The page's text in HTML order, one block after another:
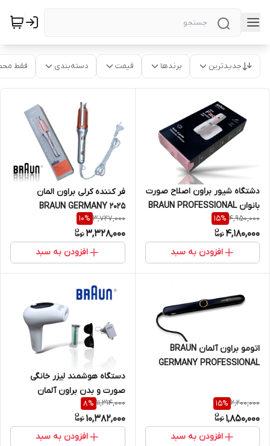
جدیدترین برندها قیمت دسته‌بندی فقط
دشتگاه شیور براون اصلاح صورت
بانوان BRAUN PROFESSIONAL
NEW 1000
4,950,000
15%
4,180,000
افزودن به سبد
فر کننده کرلی براون المان
BRAUN GERMANY 2025
3,727,000
10%
3,328,000
افزودن به سبد
اتومو براون آلمان BRAUN
GERMANY PROFESSIONAL
2,200,000
15%
1,850,000
افزودن به سبد
دستگاه هوشمند لیزر خانگی
صورت و بدن براون آلمان
BRAUN GERMANY
PROFESSIONAL
11,314,000
8%
10,382,000
افزودن به سبد